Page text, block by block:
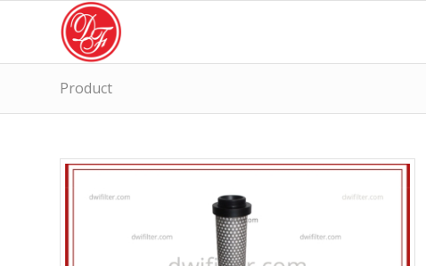
Product